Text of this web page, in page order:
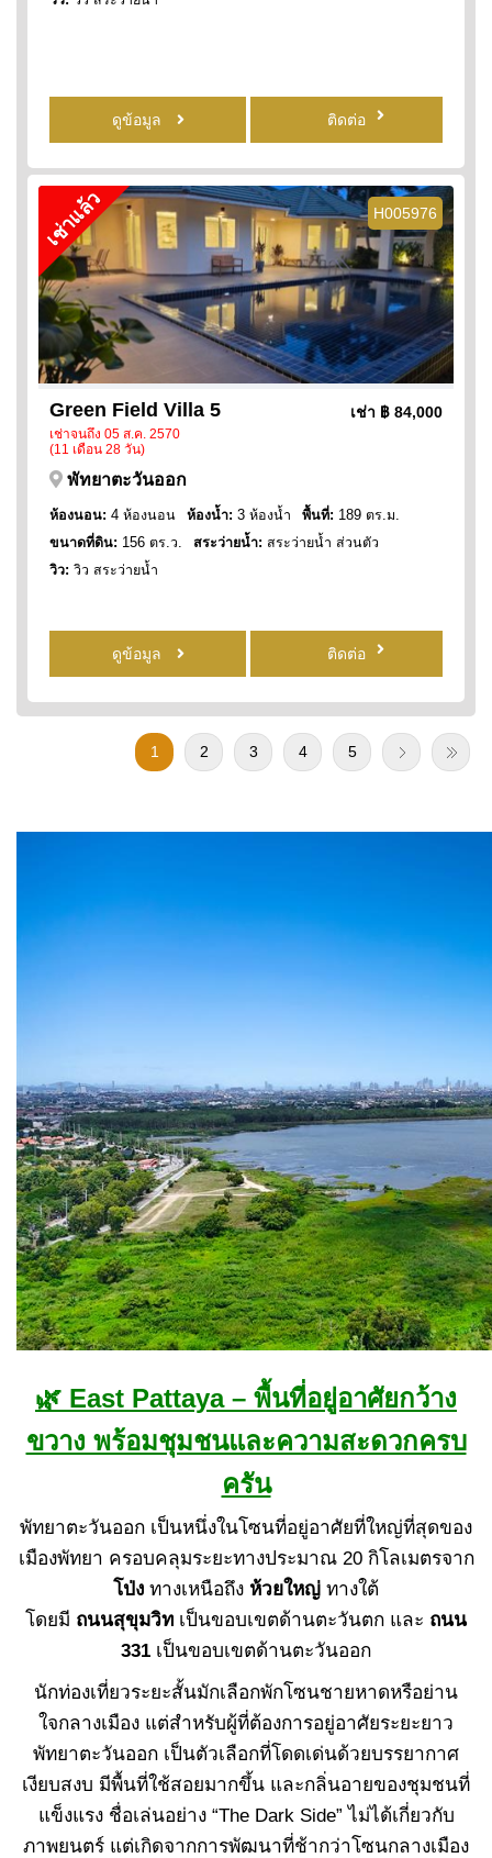
ดูข้อมูล ติดต่อ
H005976
เช่าแล้ว
Green Field Villa 5
เช่าจนถึง 05 ส.ค. 2570
(11 เดือน 28 วัน)
เช่า ฿ 84,000
พัทยาตะวันออก
ห้องนอน: 4 ห้องนอน ห้องน้ำ: 3 ห้องน้ำ พื้นที่: 189 ตร.ม.
ขนาดที่ดิน: 156 ตร.ว. สระว่ายน้ำ: สระว่ายน้ำ ส่วนตัว
วิว: วิว สระว่ายน้ำ
ดูข้อมูล ติดต่อ
1 2 3 4 5
🌿 East Pattaya – พื้นที่อยู่อาศัยกว้าง
ขวาง พร้อมชุมชนและความสะดวกครบ
ครัน
พัทยาตะวันออก เป็นหนึ่งในโซนที่อยู่อาศัยที่ใหญ่ที่สุดของ
เมืองพัทยา ครอบคลุมระยะทางประมาณ 20 กิโลเมตรจาก
โป่ง ทางเหนือถึง ห้วยใหญ่ ทางใต้
โดยมี ถนนสุขุมวิท เป็นขอบเขตด้านตะวันตก และ ถนน
331 เป็นขอบเขตด้านตะวันออก
นักท่องเที่ยวระยะสั้นมักเลือกพักโซนชายหาดหรือย่าน
ใจกลางเมือง แต่สำหรับผู้ที่ต้องการอยู่อาศัยระยะยาว
พัทยาตะวันออก เป็นตัวเลือกที่โดดเด่นด้วยบรรยากาศ
เงียบสงบ มีพื้นที่ใช้สอยมากขึ้น และกลิ่นอายของชุมชนที่
แข็งแรง ชื่อเล่นอย่าง “The Dark Side” ไม่ได้เกี่ยวกับ
ภาพยนตร์ แต่เกิดจากการพัฒนาที่ช้ากว่าโซนกลางเมือง